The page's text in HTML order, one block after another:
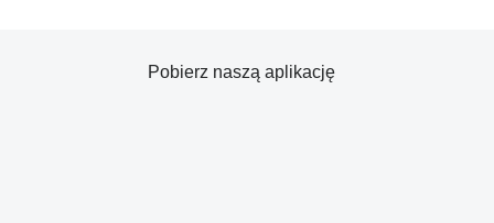
Pobierz naszą aplikację